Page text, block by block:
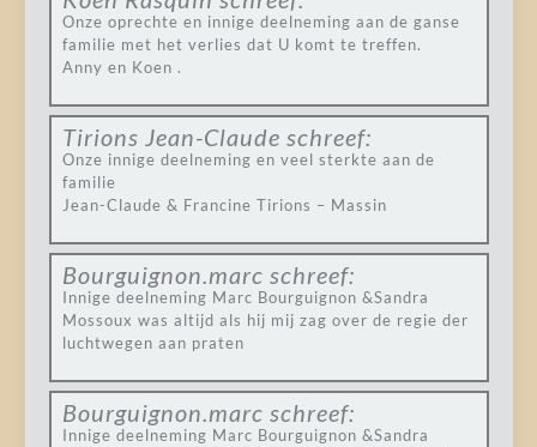
Onze oprechte en innige deelneming aan de ganse
familie met het verlies dat U komt te treffen.
Anny en Koen .
Tirions Jean-Claude schreef:
Onze innige deelneming en veel sterkte aan de
familie
Jean-Claude & Francine Tirions – Massin
Bourguignon.marc schreef:
Innige deelneming Marc Bourguignon &Sandra
Mossoux was altijd als hij mij zag over de regie der
luchtwegen aan praten
Bourguignon.marc schreef:
Innige deelneming Marc Bourguignon &Sandra